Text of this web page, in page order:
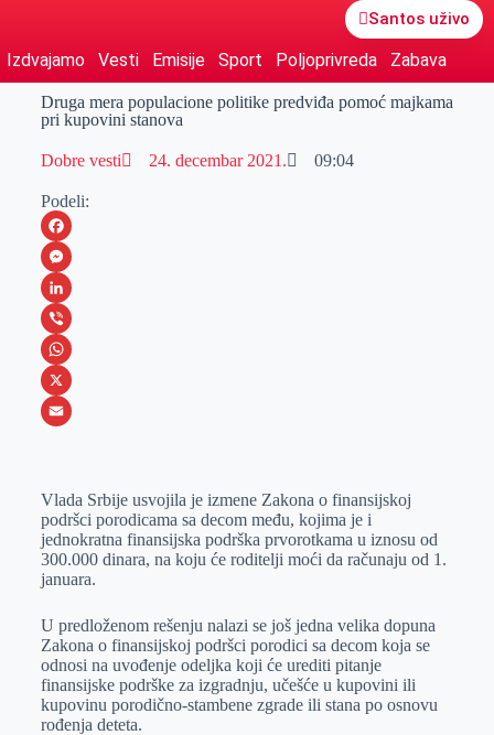
Santos uživo
Izdvajamo Vesti Emisije Sport Poljoprivreda Zabava
Druga mera populacione politike predviđa pomoć majkama
pri kupovini stanova
Dobre vesti 24. decembar 2021. 09:04
Podeli:
F
a
c
e
b
o
M
e
s
s
e
e
r
L
i
n
k
I
n
V
i
b
W
h
s
A
p
X
a
i
l
Vlada Srbije usvojila je izmene Zakona o finansijskoj
podršci porodicama sa decom među, kojima je i
jednokratna finansijska podrška prvorotkama u iznosu od
300.000 dinara, na koju će roditelji moći da računaju od 1.
januara.
U predloženom rešenju nalazi se još jedna velika dopuna
Zakona o finansijskoj podršci porodici sa decom koja se
odnosi na uvođenje odeljka koji će urediti pitanje
finansijske podrške za izgradnju, učešće u kupovini ili
kupovinu porodično-stambene zgrade ili stana po osnovu
rođenja deteta.